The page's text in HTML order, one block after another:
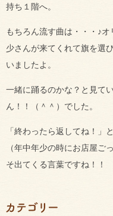
持ち１階へ。
もちろん流す曲は・・・♪
少さんが来てくれて旗を選
いましたよ。
一緒に踊るのかな？と見て
ん！！（＾＾）でした。
「終わったら返してね！」
（年中年少の時にお店屋ご
そ出てくる言葉ですね！！